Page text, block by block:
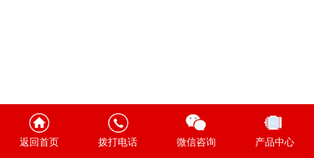
返回首页 拨打电话 微信咨询 产品中心